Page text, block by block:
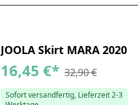
JOOLA Skirt MARA 2020
16,45 €* 32,90 €
Sofort versandfertig, Lieferzeit 2-3